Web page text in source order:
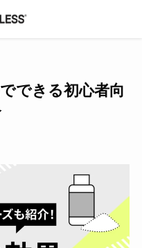
できる初心者向